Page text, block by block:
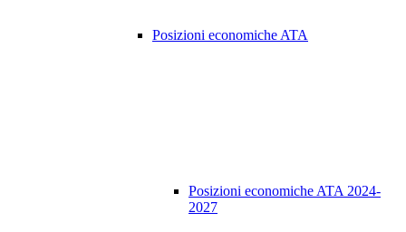
Posizioni economiche ATA
Posizioni economiche ATA 2024-
2027